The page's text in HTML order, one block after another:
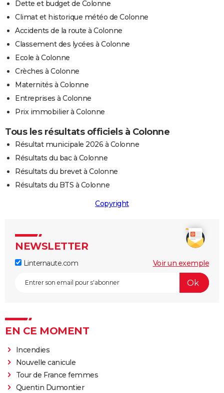
Dette et budget de Colonne
Climat et historique météo de Colonne
Accidents de la route à Colonne
Classement des lycées à Colonne
Ecole à Colonne
Crèches à Colonne
Maternités à Colonne
Entreprises à Colonne
Prix immobilier à Colonne
Tous les résultats officiels à Colonne
Résultat municipale 2026 à Colonne
Résultats du bac à Colonne
Résultats du brevet à Colonne
Résultats du BTS à Colonne
Copyright
NEWSLETTER
Linternaute.com Voir un exemple
EN CE MOMENT
Incendies
Nouvelle canicule
Tour de France femmes
Quentin Dumontier